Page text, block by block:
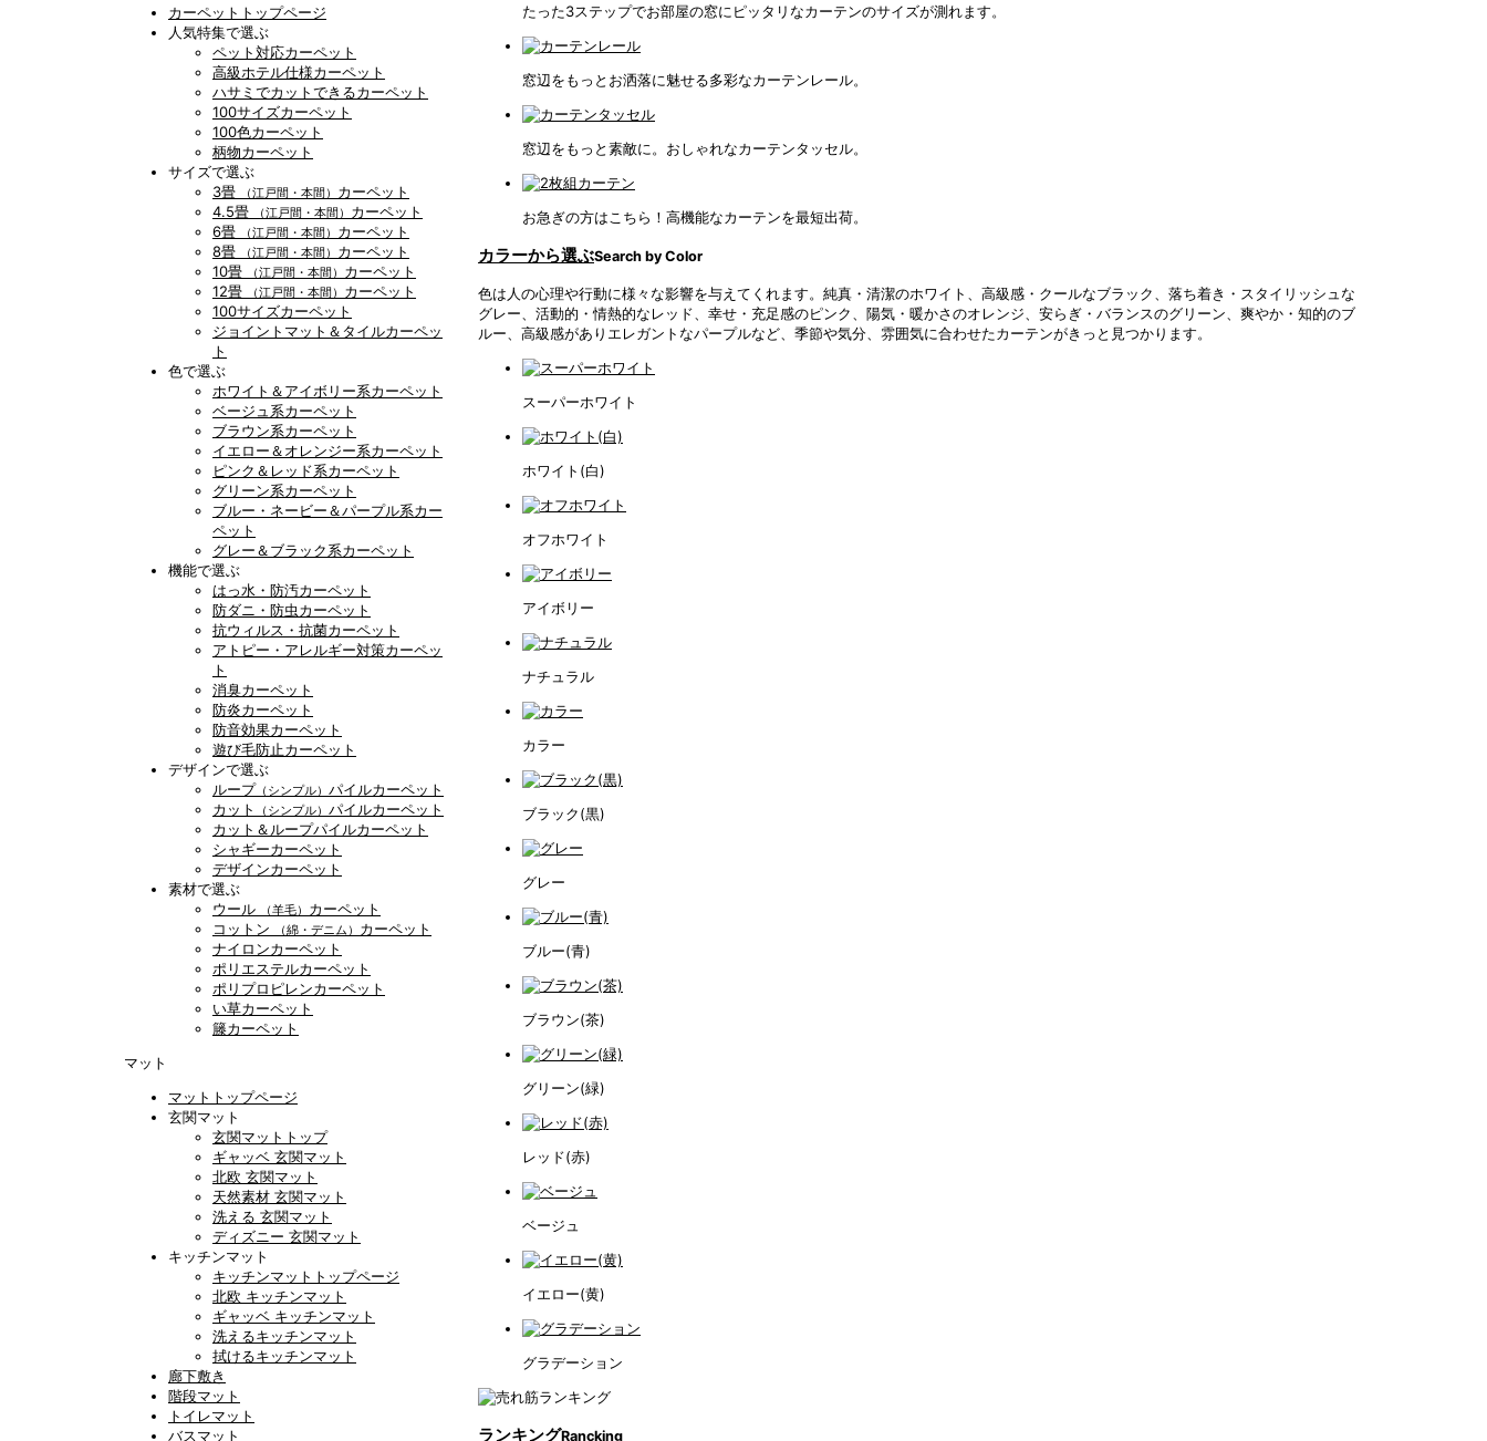
カーペットトップページ
人気特集で選ぶ
ペット対応カーペット
高級ホテル仕様カーペット
ハサミでカットできるカーペット
100サイズカーペット
100色カーペット
柄物カーペット
サイズで選ぶ
3畳
（江戸間・本間） カーペット
4.5畳
（江戸間・本間） カーペット
6畳
（江戸間・本間） カーペット
8畳
（江戸間・本間） カーペット
10畳
（江戸間・本間） カーペット
12畳
（江戸間・本間） カーペット
100サイズカーペット
ジョイントマット＆タイルカーペッ
ト
色で選ぶ
ホワイト＆アイボリー系カーペット
ベージュ系カーペット
ブラウン系カーペット
イエロー＆オレンジー系カーペット
ピンク＆レッド系カーペット
グリーン系カーペット
ブルー・ネービー＆パープル系カー
ペット
グレー＆ブラック系カーペット
機能で選ぶ
はっ水・防汚カーペット
防ダニ・防虫カーペット
抗ウィルス・抗菌カーペット
アトピー・アレルギー対策カーペッ
ト
消臭カーペット
防炎カーペット
防音効果カーペット
遊び毛防止カーペット
デザインで選ぶ
ループ （シンプル） パイルカーペット
カット
（シンプル） パイルカーペット
カット＆ループパイルカーペット
シャギーカーペット
デザインカーペット
素材で選ぶ
ウール
（羊毛） カーペット
コットン
（綿・デニム） カーペット
ナイロンカーペット
ポリエステルカーペット
ポリプロピレンカーペット
い草カーペット
籐カーペット
マット
マットトップページ
玄関マット
玄関マットトップ
ギャッベ 玄関マット
北欧 玄関マット
天然素材 玄関マット
洗える 玄関マット
ディズニー 玄関マット
キッチンマット
キッチンマットトップページ
北欧 キッチンマット
ギャッベ キッチンマット
洗えるキッチンマット
拭けるキッチンマット
廊下敷き
階段マット
トイレマット
バスマット
たった3ステップでお部屋の窓にピッタリなカーテンのサイズが測れます。
窓辺をもっとお洒落に魅せる多彩なカーテンレール。
窓辺をもっと素敵に。おしゃれなカーテンタッセル。
お急ぎの方はこちら！高機能なカーテンを最短出荷。
カラーから選ぶSearch by Color
色は人の心理や行動に様々な影響を与えてくれます。純真・清潔のホワイト、高級感・クールなブラック、落ち着き・スタイリッシュな
グレー、活動的・情熱的なレッド、幸せ・充足感のピンク、陽気・暖かさのオレンジ、安らぎ・バランスのグリーン、爽やか・知的のブ
ルー、高級感がありエレガントなパープルなど、季節や気分、雰囲気に合わせたカーテンがきっと見つかります。
スーパーホワイト
ホワイト(白)
オフホワイト
アイボリー
ナチュラル
カラー
ブラック(黒)
グレー
ブルー(青)
ブラウン(茶)
グリーン(緑)
レッド(赤)
ベージュ
イエロー(黄)
グラデーション
ランキングRancking